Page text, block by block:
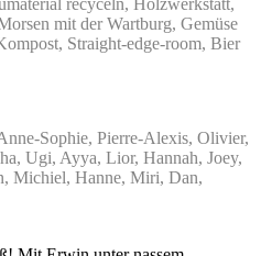
mit der Wartburg, Gemüse
Straight-edge-room, Bier
Sophie, Pierre-Alexis, Olivier,
Ugi, Ayya, Lior, Hannah, Joey,
Michiel, Hanne, Miri, Dan,